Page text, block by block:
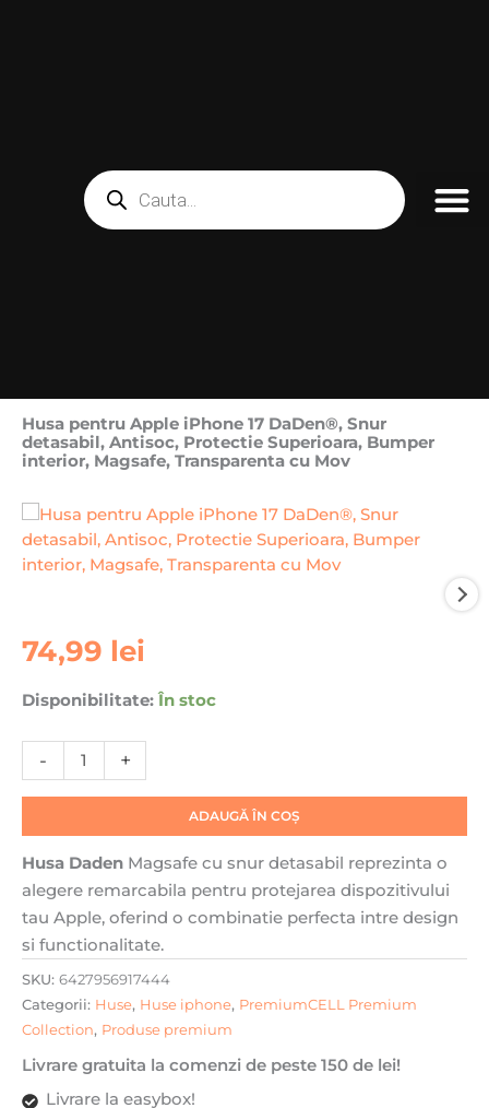
Products
search
Husa pentru Apple iPhone 17 DaDen®, Snur
detasabil, Antisoc, Protectie Superioara, Bumper
interior, Magsafe, Transparenta cu Mov
74,99 lei
Disponibilitate: În stoc
-
Cantitate
Husa
Apple
iPhone
detasabil,
Antisoc,
Protectie
Superioara,
Bumper
interior,
Magsafe,
Transparenta
cu
Mov
+
ADAUGĂ ÎN COȘ
Husa Daden Magsafe cu snur detasabil reprezinta o
alegere remarcabila pentru protejarea dispozitivului
tau Apple, oferind o combinatie perfecta intre design
si functionalitate.
SKU: 6427956917444
Categorii: Huse, Huse iphone, PremiumCELL Premium
Collection, Produse premium
Livrare gratuita la comenzi de peste 150 de lei!
Livrare la easybox!